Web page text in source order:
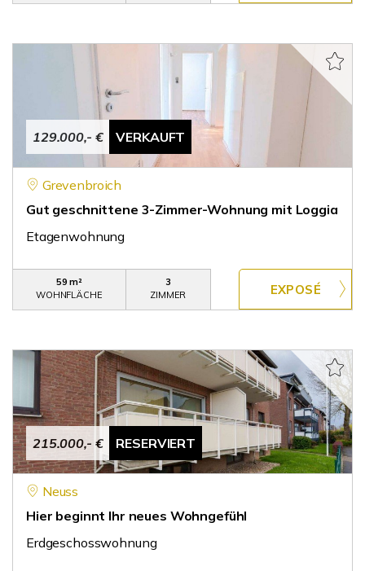
129.000,- € VERKAUFT
Grevenbroich
Gut geschnittene 3-Zimmer-Wohnung mit Loggia
Etagenwohnung
59 m²
WOHNFLÄCHE
3
ZIMMER
215.000,- € RESERVIERT
Neuss
Hier beginnt Ihr neues Wohngefühl
Erdgeschosswohnung